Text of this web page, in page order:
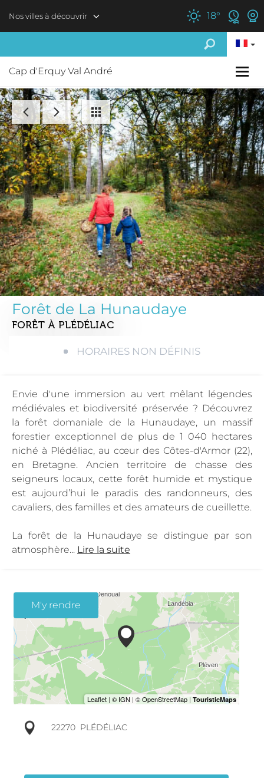
Nos villes à découvrir 18°
Cap d'Erquy Val André
Forêt de La Hunaudaye
FORÊT À PLÉDÉLIAC
HORAIRES NON DÉFINIS
Envie d'une immersion au vert mêlant légendes
médiévales et biodiversité préservée ? Découvrez
la forêt domaniale de la Hunaudaye, un massif
forestier exceptionnel de plus de 1 040 hectares
niché à Plédéliac, au cœur des Côtes-d'Armor (22),
en Bretagne. Ancien territoire de chasse des
seigneurs locaux, cette forêt humide et mystique
est aujourd’hui le paradis des randonneurs, des
cavaliers, des familles et des amateurs de cueillette.
La forêt de la Hunaudaye se distingue par son
atmosphère... Lire la suite
M'y rendre
22270 PLÉDÉLIAC